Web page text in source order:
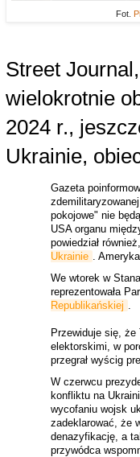
Fot.
Street
wielokrotnie
2024 r.,
Ukrainie,
Gazeta
pokojowe" nie
USA organu
powiedział
Ukrainie
.
We wtorek w
reprezentowała
Republikańskiej
Przewiduje się, że
elektorskimi, w
przegrał wyścig
W czerwcu
konfliktu na
wycofaniu wojsk
zadeklarować, że
denazyfikację, a
przywódca